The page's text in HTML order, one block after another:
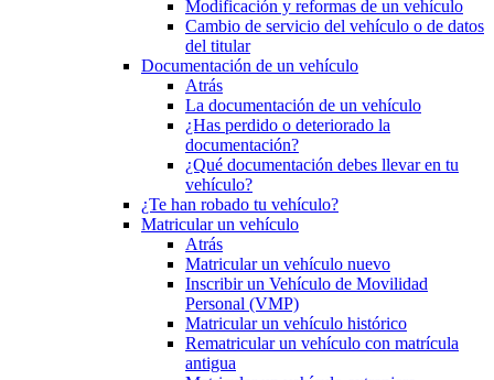
Modificación y reformas de un vehículo
Cambio de servicio del vehículo o de datos
del titular
Documentación de un vehículo
Atrás
La documentación de un vehículo
¿Has perdido o deteriorado la
documentación?
¿Qué documentación debes llevar en tu
vehículo?
¿Te han robado tu vehículo?
Matricular un vehículo
Atrás
Matricular un vehículo nuevo
Inscribir un Vehículo de Movilidad
Personal (VMP)
Matricular un vehículo histórico
Rematricular un vehículo con matrícula
antigua